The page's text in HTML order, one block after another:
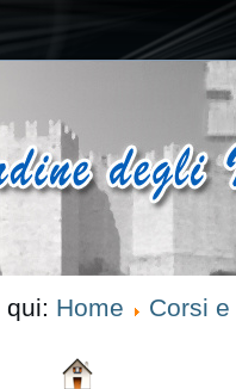
qui: Home Corsi